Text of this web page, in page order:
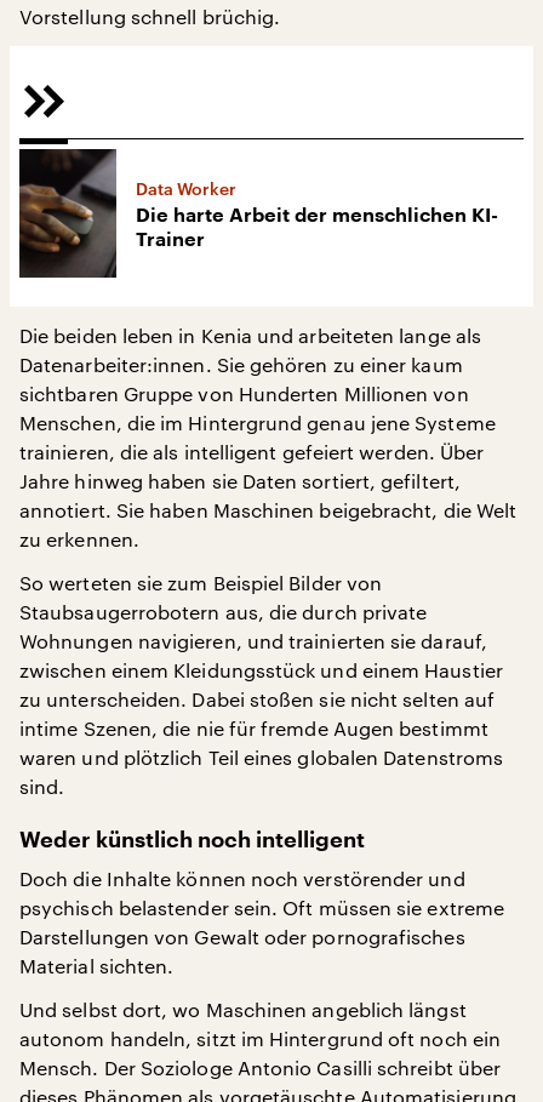
Vorstellung schnell brüchig.
Data Worker
Die harte Arbeit der menschlichen KI-
Trainer
Die beiden leben in Kenia und arbeiteten lange als
Datenarbeiter:innen. Sie gehören zu einer kaum
sichtbaren Gruppe von Hunderten Millionen von
Menschen, die im Hintergrund genau jene Systeme
trainieren, die als intelligent gefeiert werden. Über
Jahre hinweg haben sie Daten sortiert, gefiltert,
annotiert. Sie haben Maschinen beigebracht, die Welt
zu erkennen.
So werteten sie zum Beispiel Bilder von
Staubsaugerrobotern aus, die durch private
Wohnungen navigieren, und trainierten sie darauf,
zwischen einem Kleidungsstück und einem Haustier
zu unterscheiden. Dabei stoßen sie nicht selten auf
intime Szenen, die nie für fremde Augen bestimmt
waren und plötzlich Teil eines globalen Datenstroms
sind.
Weder künstlich noch intelligent
Doch die Inhalte können noch verstörender und
psychisch belastender sein. Oft müssen sie extreme
Darstellungen von Gewalt oder pornografisches
Material sichten.
Und selbst dort, wo Maschinen angeblich längst
autonom handeln, sitzt im Hintergrund oft noch ein
Mensch. Der Soziologe Antonio Casilli schreibt über
dieses Phänomen als vorgetäuschte Automatisierung.